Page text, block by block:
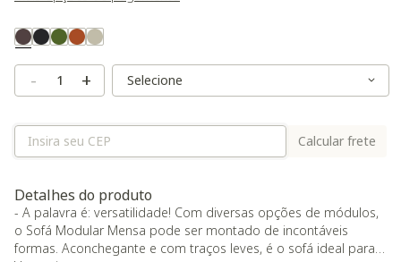
Variant Real Color
Selected
- + Variant Size
Variant Size
Calcular frete
Detalhes do produto
- A palavra é: versatilidade! Com diversas opções de módulos,
o Sofá Modular Mensa pode ser montado de incontáveis
formas. Aconchegante e com traços leves, é o sofá ideal para